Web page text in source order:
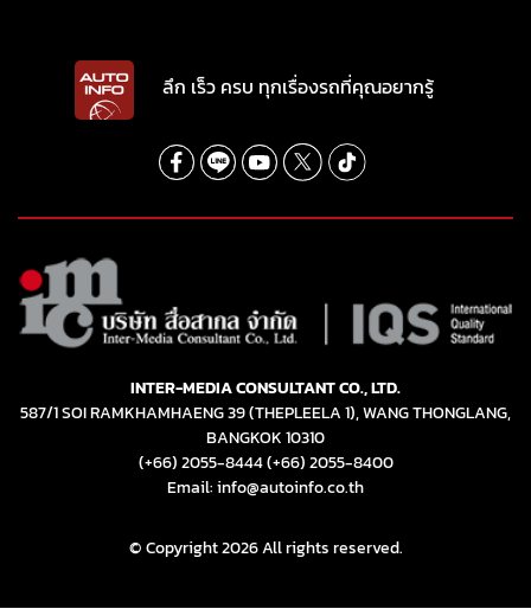
ลึก เร็ว ครบ ทุกเรื่องรถที่คุณอยากรู้
INTER-MEDIA CONSULTANT CO., LTD.
587/1 SOI RAMKHAMHAENG 39 (THEPLEELA 1), WANG THONGLANG,
BANGKOK 10310
(+66) 2055-8444(+66) 2055-8400
Email: info@autoinfo.co.th
© Copyright 2026 All rights reserved.